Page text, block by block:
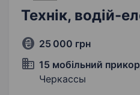
Технік, водій-
25 000 грн
15 мобільний
Черкассы